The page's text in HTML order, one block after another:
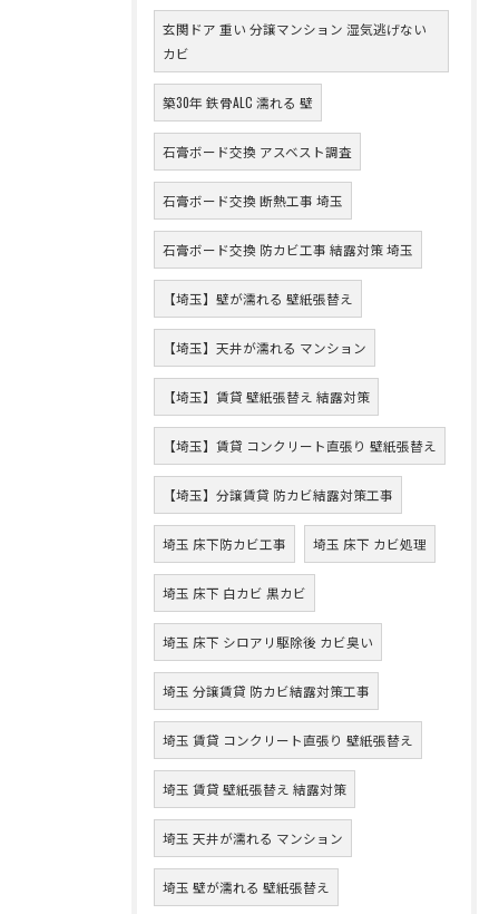
玄関ドア 重い 分譲マンション 湿気逃げない
カビ
築30年 鉄骨ALC 濡れる 壁
石膏ボード交換 アスベスト調査
石膏ボード交換 断熱工事 埼玉
石膏ボード交換 防カビ工事 結露対策 埼玉
【埼玉】壁が濡れる 壁紙張替え
【埼玉】天井が濡れる マンション
【埼玉】賃貸 壁紙張替え 結露対策
【埼玉】賃貸 コンクリート直張り 壁紙張替え
【埼玉】分譲賃貸 防カビ結露対策工事
埼玉 床下防カビ工事 埼玉 床下 カビ処理
埼玉 床下 白カビ 黒カビ
埼玉 床下 シロアリ駆除後 カビ臭い
埼玉 分譲賃貸 防カビ結露対策工事
埼玉 賃貸 コンクリート直張り 壁紙張替え
埼玉 賃貸 壁紙張替え 結露対策
埼玉 天井が濡れる マンション
埼玉 壁が濡れる 壁紙張替え